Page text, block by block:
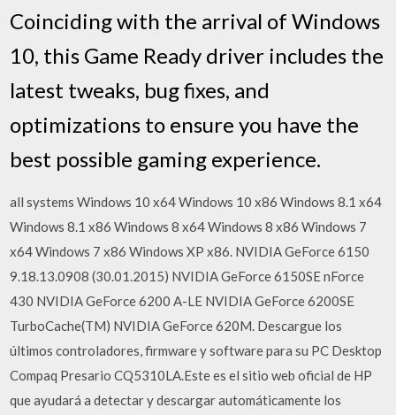
Coinciding with the arrival of Windows
10, this Game Ready driver includes the
latest tweaks, bug fixes, and
optimizations to ensure you have the
best possible gaming experience.
all systems Windows 10 x64 Windows 10 x86 Windows 8.1 x64
Windows 8.1 x86 Windows 8 x64 Windows 8 x86 Windows 7
x64 Windows 7 x86 Windows XP x86. NVIDIA GeForce 6150
9.18.13.0908 (30.01.2015) NVIDIA GeForce 6150SE nForce
430 NVIDIA GeForce 6200 A-LE NVIDIA GeForce 6200SE
TurboCache(TM) NVIDIA GeForce 620M. Descargue los
últimos controladores, firmware y software para su PC Desktop
Compaq Presario CQ5310LA.Este es el sitio web oficial de HP
que ayudará a detectar y descargar automáticamente los